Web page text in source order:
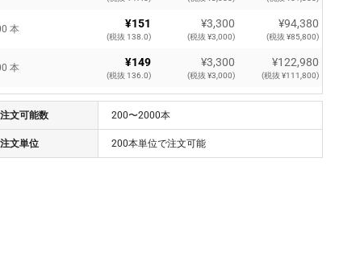
本 ¥151
(税抜 138.0)
¥3,300
(税抜 ¥3,000)
¥94,380
(税抜 ¥85,800)
本 ¥149
(税抜 136.0)
¥3,300
(税抜 ¥3,000)
¥122,980
(税抜 ¥111,800)
¥143
(税抜 130.0)
¥3,300 ¥146,300
本 ¥141 ¥3,300
注文可能数 200〜2000本
注文単位 200本単位で注文可能